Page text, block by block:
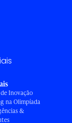
Inovação
na Olimpíada
&